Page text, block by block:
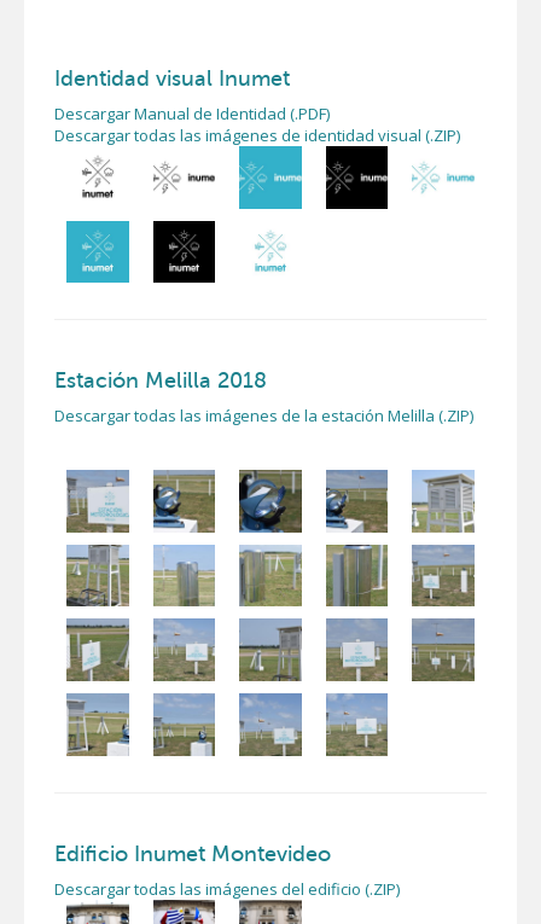
Identidad visual Inumet
Descargar Manual de Identidad (.PDF)
Descargar todas las imágenes de identidad visual (.ZIP)
Estación Melilla 2018
Descargar todas las imágenes de la estación Melilla (.ZIP)
Edificio Inumet Montevideo
Descargar todas las imágenes del edificio (.ZIP)